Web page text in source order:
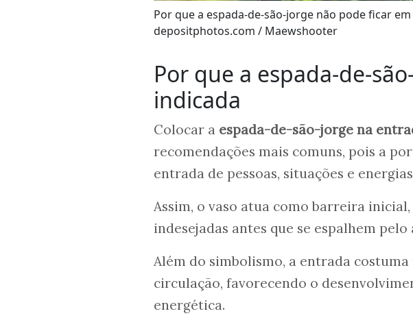
Por que a espada-de-são-jorge não pode ficar
depositphotos.com / Maewshooter
Por que a espada-de-
indicada
Colocar a espada-de-são-jorge na
recomendações mais comuns, pois a
entrada de pessoas, situações e
Assim, o vaso atua como barreira
indesejadas antes que se espalhem pelo
Além do simbolismo, a entrada
circulação, favorecendo o
energética.